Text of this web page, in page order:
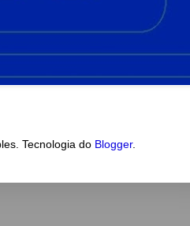
Tecnologia do Blogger.